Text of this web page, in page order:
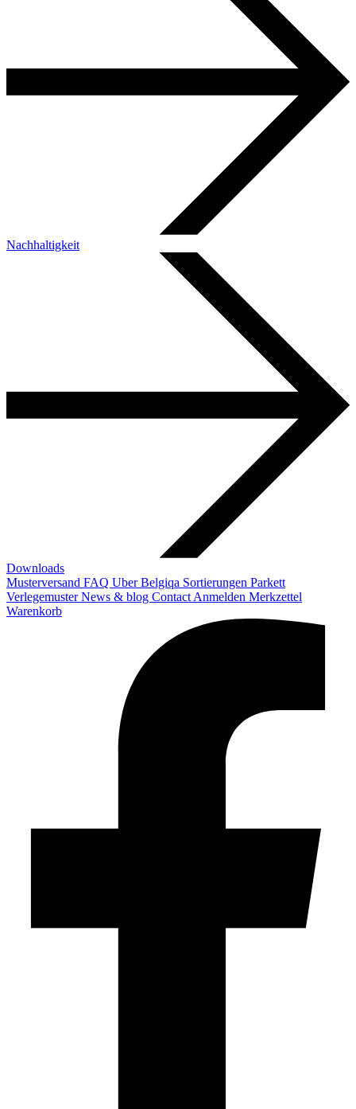
Nachhaltigkeit
Downloads
Musterversand FAQ Uber Belgiqa Sortierungen Parkett
VerlegemusterNews & blog Contact Anmelden Merkzettel
Warenkorb